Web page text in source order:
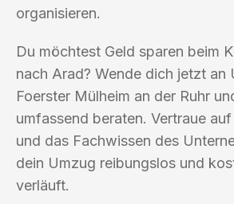
organisieren.
Du möchtest Geld sparen beim
nach Arad? Wende dich jetzt an
Foerster Mülheim an der Ruhr
umfassend beraten. Vertraue
und das Fachwissen des
dein Umzug reibungslos und
verläuft.